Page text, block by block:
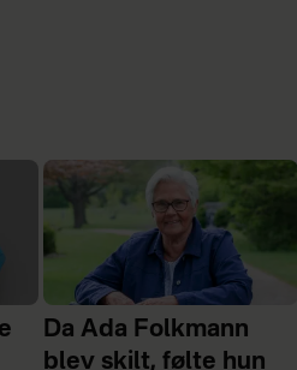
Da Ada Folkmann
blev skilt, følte hun